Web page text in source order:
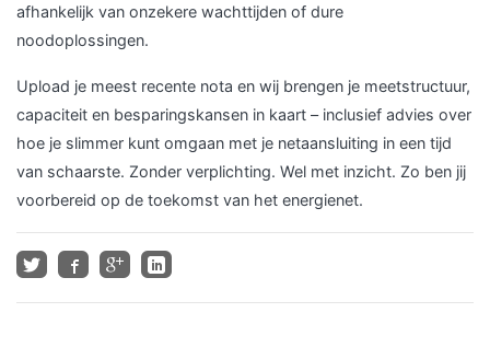
afhankelijk van onzekere wachttijden of dure
noodoplossingen.
Upload je meest recente nota en wij brengen je meetstructuur,
capaciteit en besparingskansen in kaart – inclusief advies over
hoe je slimmer kunt omgaan met je netaansluiting in een tijd
van schaarste. Zonder verplichting. Wel met inzicht. Zo ben jij
voorbereid op de toekomst van het energienet.